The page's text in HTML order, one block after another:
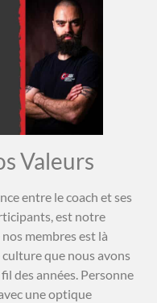
Valeurs
entre le coach et ses
est notre
membres est là
culture que nous avons
des années. Personne
une optique